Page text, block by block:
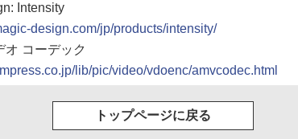
Intensity
design.com/jp/products/intensity/
オ コーデック
lib/pic/video/vdoenc/amvcodec.html
トップページに戻る